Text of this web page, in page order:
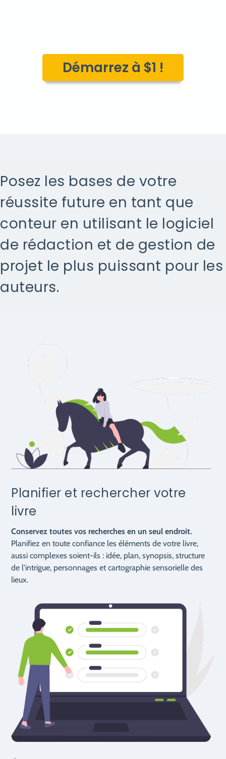
Démarrez à $1 !
Posez les bases de votre
réussite future en tant que
conteur en utilisant le logiciel
de rédaction et de gestion de
projet le plus puissant pour les
auteurs.
Planifier et rechercher votre
livre
Conservez toutes vos recherches en un seul endroit.
Planifiez en toute confiance les éléments de votre livre,
aussi complexes soient-ils : idée, plan, synopsis, structure
de l'intrigue, personnages et cartographie sensorielle des
lieux.